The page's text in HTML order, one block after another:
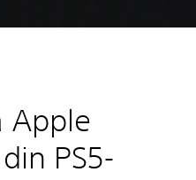
Apple
PS5-